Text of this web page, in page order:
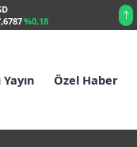
%0,18
Yayın Özel Haber